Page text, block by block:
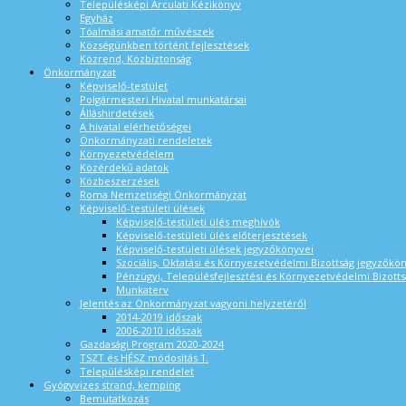
Településképi Arculati Kézikönyv
Egyház
Tóalmási amatőr művészek
Községünkben történt fejlesztések
Közrend, Közbiztonság
Önkormányzat
Képviselő-testület
Polgármesteri Hivatal munkatársai
Álláshirdetések
A hivatal elérhetőségei
Önkormányzati rendeletek
Környezetvédelem
Közérdekű adatok
Közbeszerzések
Roma Nemzetiségi Önkormányzat
Képviselő-testületi ülések
Képviselő-testületi ülés meghívók
Képviselő-testületi ülés előterjesztések
Képviselő-testületi ülések jegyzőkönyvei
Szociális, Oktatási és Környezetvédelmi Bizottság
Pénzügyi, Településfejlesztési és Környezetvédelmi
Munkaterv
Jelentés az Önkormányzat vagyoni helyzetéről
2014-2019 időszak
2006-2010 időszak
Gazdasági Program 2020-2024
TSZT és HÉSZ módosítás 1.
Településképi rendelet
Gyógyvizes strand, kemping
Bemutatkozás